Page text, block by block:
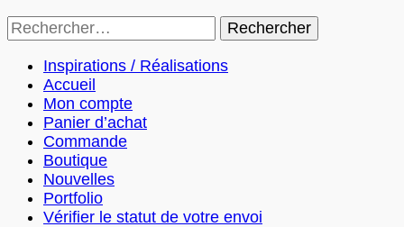
Rechercher :
Inspirations / Réalisations
Accueil
Mon compte
Panier d’achat
Commande
Boutique
Nouvelles
Portfolio
Vérifier le statut de votre envoi